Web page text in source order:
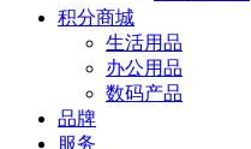
积分商城
生活用品
办公用品
数码产品
品牌
服务